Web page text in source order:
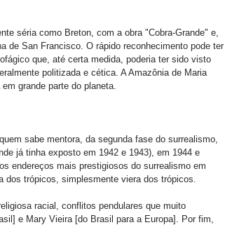
séria como Breton, com a obra "Cobra-Grande" e,
de San Francisco. O rápido reconhecimento pode ter
que, até certa medida, poderia ter sido visto
politizada e cética. A Amazônia de Maria
grande parte do planeta.
sabe mentora, da segunda fase do surrealismo,
já tinha exposto em 1942 e 1943), em 1944 e
endereços mais prestigiosos do surrealismo em
dos trópicos, simplesmente viera dos trópicos.
racial, conflitos pendulares que muito
e Mary Vieira [do Brasil para a Europa]. Por fim,